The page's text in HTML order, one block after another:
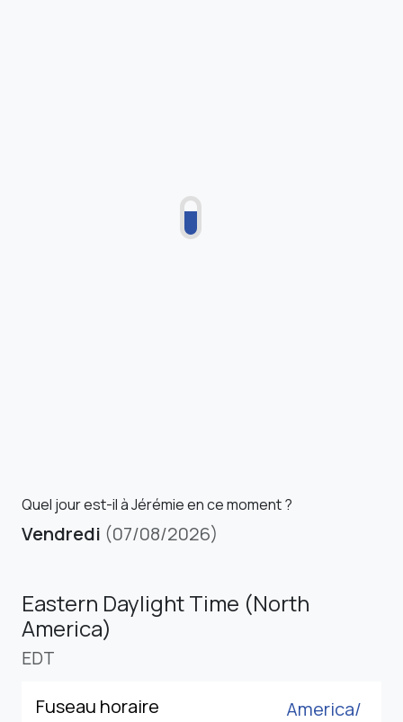
Quel jour est-il à Jérémie en ce moment ?
Vendredi (07/08/2026)
Eastern Daylight Time (North
America)
EDT
Fuseau horaire
America/